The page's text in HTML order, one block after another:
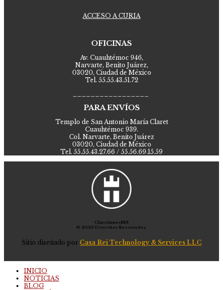
ACCESO A CURIA
OFICINAS
Av. Cuauhtémoc 946,
Narvarte, Benito Juárez,
03020, Ciudad de México
Tel. 55.55.43.51.72
PARA ENVÍOS
Templo de San Antonio María Claret
Cuauhtémoc 939.
Col. Narvarte, Benito Juárez
03020, Ciudad de México
Tel. 55.55.43.27.66 / 55.56.69.15.59
ClaretianosMX
© 2026 Derechos Reservados.
Sitio diseñado por Casa Rei Technology & Services LLC
INICIO
NOTICIAS
BLOG